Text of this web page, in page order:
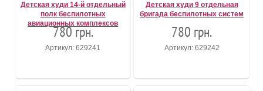
Детская худи 14-й отдельный
полк беспилотных
авиационных комплексов
780 грн.
Артикул: 629241
Детская худи 9 отдельная
бригада беспилотных систем
780 грн.
Артикул: 629242